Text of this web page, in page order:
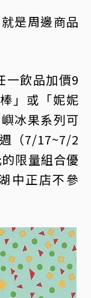
是周邊商品
一飲品加價9
」或「妮妮
冰果系列可
（7/17~7/2
限量組合優
中正店不參